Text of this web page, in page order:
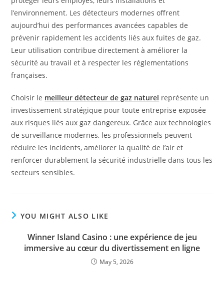
l’environnement. Les détecteurs modernes offrent
aujourd’hui des performances avancées capables de
prévenir rapidement les accidents liés aux fuites de gaz.
Leur utilisation contribue directement à améliorer la
sécurité au travail et à respecter les réglementations
françaises.
Choisir le meilleur détecteur de gaz naturel représente un
investissement stratégique pour toute entreprise exposée
aux risques liés aux gaz dangereux. Grâce aux technologies
de surveillance modernes, les professionnels peuvent
réduire les incidents, améliorer la qualité de l’air et
renforcer durablement la sécurité industrielle dans tous les
secteurs sensibles.
YOU MIGHT ALSO LIKE
Winner Island Casino : une expérience de jeu
immersive au cœur du divertissement en ligne
May 5, 2026